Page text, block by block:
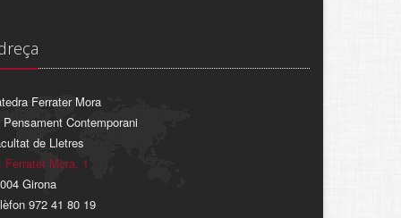
Ferrater Mora
Pensament Contemporani
de Lletres
Ferrater Mora, 1
Girona
972 41 80 19